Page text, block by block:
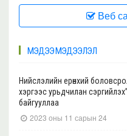
Веб
МЭДЭЭ МЭДЭЭЛЭЛ
Нийслэлийн ерөнхий
хэргээс урьдчилан
байгууллаа
2023 оны 11 сарын 24